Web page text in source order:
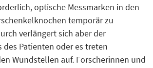
optische Messmarken in den
temporär zu
verlängert sich aber der
des Patienten oder es treten
Wundstellen auf. Forscherinnen und